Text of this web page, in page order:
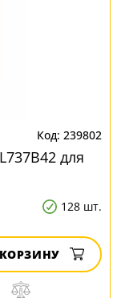
239802
для
128 шт.